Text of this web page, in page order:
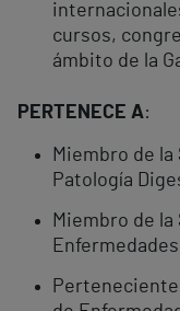
cursos,
ámbito de la
PERTENECE A:
Miembro de la
Patología
Miembro de la